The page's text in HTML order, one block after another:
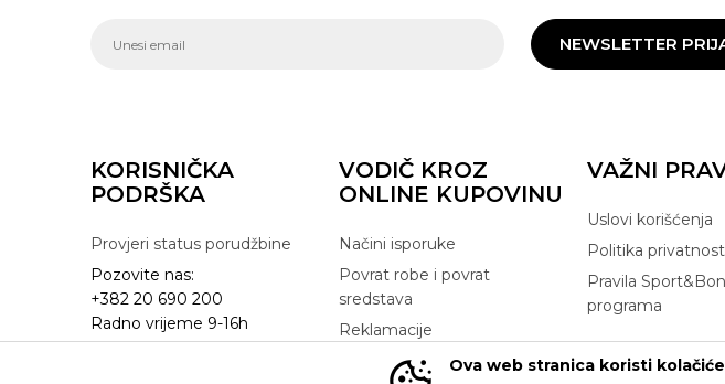
NEWSLETTER
KORISNIČKA
PODRŠKA
Provjeri status porudžbine
Pozovite nas:
+382 20 690 200
Radno vrijeme 9-16h
online@buzzsneakers.me
VODIČ KROZ
ONLINE KUPOVINU
Načini isporuke
Povrat robe i povrat
sredstava
Reklamacije
Zamjena artikla
VAŽNI
Uslovi korišćenja
Politika
Pravila
programa
Ova web stranica koristi kolačiće